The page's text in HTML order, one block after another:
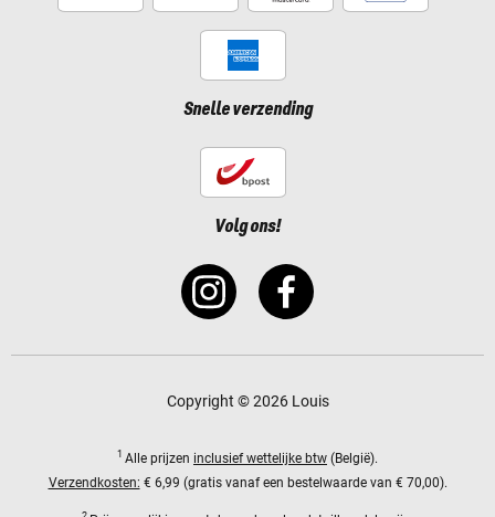
Snelle verzending
Volg ons!
Copyright © 2026 Louis
1 Alle prijzen inclusief wettelijke btw (België).
Verzendkosten: € 6,99 (gratis vanaf een bestelwaarde van € 70,00).